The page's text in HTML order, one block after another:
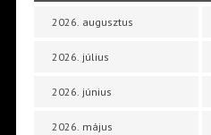
2026. augusztus
2026. július
2026. június
2026. május